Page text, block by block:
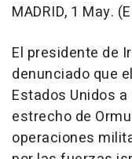
MADRID, 1 May.
El presidente de
denunciado que
Estados Unidos
estrecho de
operaciones